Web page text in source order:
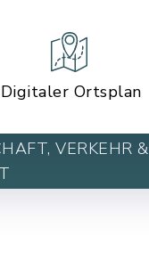
Digitaler Ortsplan
VERKEHR &